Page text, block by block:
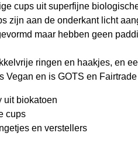
cups uit superfijne
zijn aan de onderkant licht
maar hebben geen
ringen en haakjes, en
Vegan en is GOTS en
uit biokatoen
cups
en verstellers